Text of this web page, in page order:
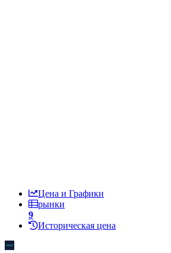
Цена и Графики
рынки
9
Историческая цена